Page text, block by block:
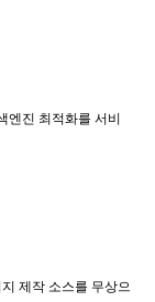
엔진 최적화를 서비
제작 소스를 무상으